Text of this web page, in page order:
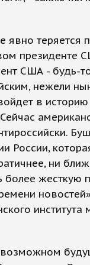
явно теряется
президенте
США - будь-
нежели
в
России,
ни
жесткую
института
возможном